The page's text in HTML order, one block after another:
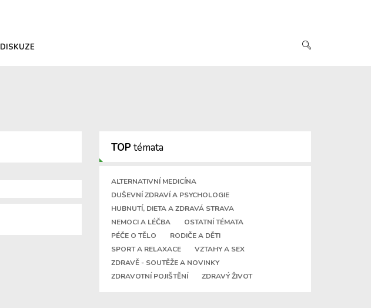
DISKUZE
TOPtémata
ALTERNATIVNÍ MEDICÍNA
DUŠEVNÍ ZDRAVÍ A PSYCHOLOGIE
HUBNUTÍ, DIETA A ZDRAVÁ STRAVA
NEMOCI A LÉČBA
OSTATNÍ TÉMATA
PÉČE O TĚLO
RODIČE A DĚTI
SPORT A RELAXACE
VZTAHY A SEX
ZDRAVĚ - SOUTĚŽE A NOVINKY
ZDRAVOTNÍ POJIŠTĚNÍ
ZDRAVÝ ŽIVOT